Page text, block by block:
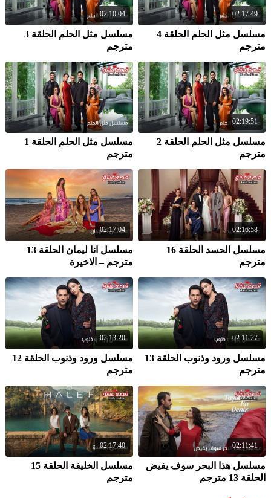
02:17:49
مسلسل مثل الحلم الحلقة 4
مترجم
02:10:04
مسلسل مثل الحلم الحلقة 3
مترجم
02:19:51
مسلسل مثل الحلم الحلقة 2
مترجم
مسلسل مثل الحلم الحلقة 1
مترجم
02:16:58
مسلسل الحسد الحلقة 16
مترجم
02:17:04
مسلسل انا ليمان الحلقة 13
مترجم – الاخيرة
02:11:27
مسلسل ورود وذنوب الحلقة 13
مترجم
02:13:20
مسلسل ورود وذنوب الحلقة 12
مترجم
02:11:41
مسلسل هذا البحر سوف يفيض
الحلقة 13 مترجم
02:17:40
مسلسل الخليفة الحلقة 15
مترجم